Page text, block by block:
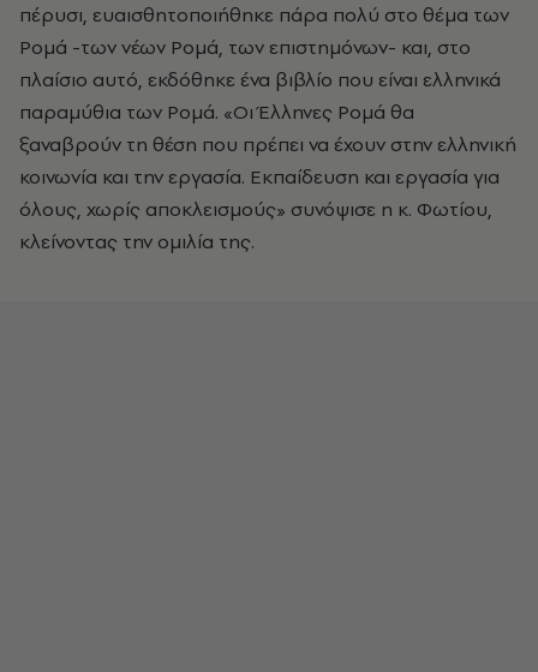
πέρυσι, ευαισθητοποιήθηκε πάρα πολύ στο θέμα των
Ρομά -των νέων Ρομά, των επιστημόνων- και, στο
πλαίσιο αυτό, εκδόθηκε ένα βιβλίο που είναι ελληνικά
παραμύθια των Ρομά. «Οι Έλληνες Ρομά θα
ξαναβρούν τη θέση που πρέπει να έχουν στην ελληνική
κοινωνία και την εργασία. Εκπαίδευση και εργασία για
όλους, χωρίς αποκλεισμούς» συνόψισε η κ. Φωτίου,
κλείνοντας την ομιλία της.